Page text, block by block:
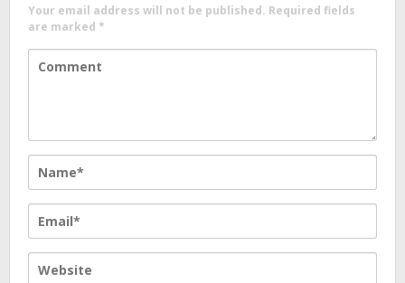
Your email address will not be published. Required fields
are marked *